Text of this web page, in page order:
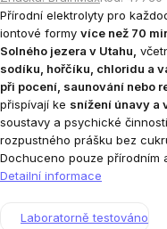
Přírodní elektrolyty pro
iontové formy více než 70
Solného jezera v Utahu,
sodíku, hořčíku, chloridu a
při pocení, saunování nebo
přispívají ke snížení únavy a
soustavy a psychické
rozpustného prášku bez
Dochuceno pouze přírodním
Detailní informace
Laboratorně testováno